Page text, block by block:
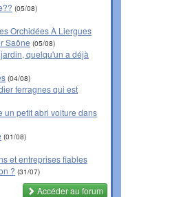
(05/08)
Orchidées À Liergues
Saône (05/08)
quelqu'un a déjà
(04/08)
ferragnes qui est
un petit abri voiture dans
(01/08)
et entreprises fiables
? (31/07)
Accéder au forum